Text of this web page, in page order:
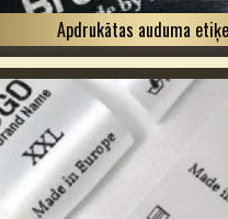
Apdrukātas auduma